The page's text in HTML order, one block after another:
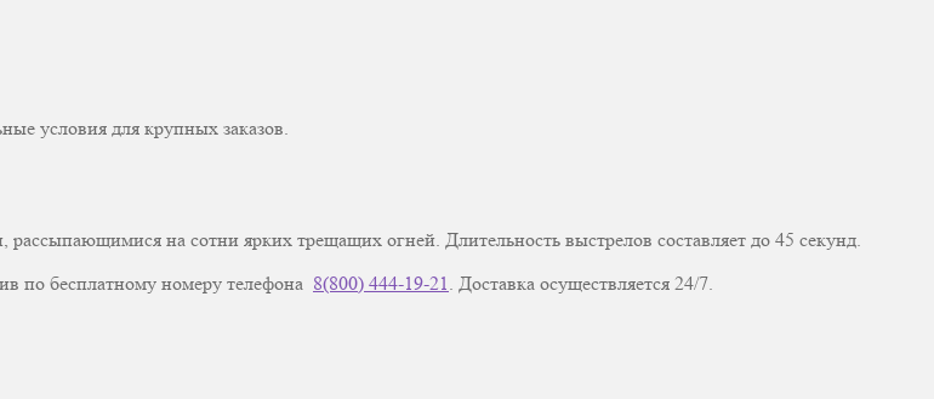
условия для крупных заказов.
на сотни ярких трещащих огней. Длительность выстрелов составляет до 45 секунд.
по бесплатному номеру телефона 8(800) 444-19-21. Доставка осуществляется 24/7.